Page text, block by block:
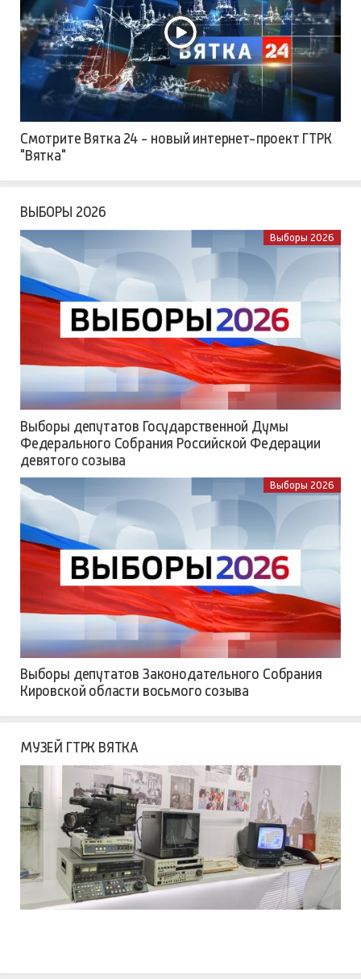
Смотрите Вятка 24 - новый интернет-проект ГТРК
"Вятка"
ВЫБОРЫ 2026
Выборы 2026
Выборы депутатов Государственной Думы
Федерального Собрания Российской Федерации
девятого созыва
Выборы 2026
Выборы депутатов Законодательного Собрания
Кировской области восьмого созыва
МУЗЕЙ ГТРК ВЯТКА